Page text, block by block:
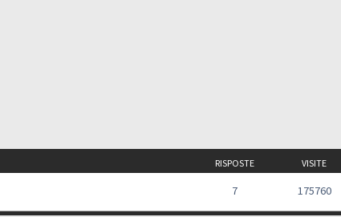
RISPOSTE VISITE
7 175760